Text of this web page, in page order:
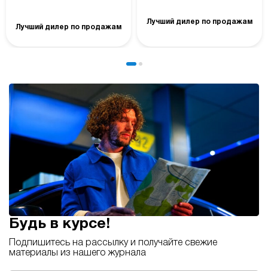
Лучший дилер по продажам
Лучший дилер по продажам
Будь в курсе!
Подпишитесь на рассылку и получайте свежие
материалы из нашего журнала